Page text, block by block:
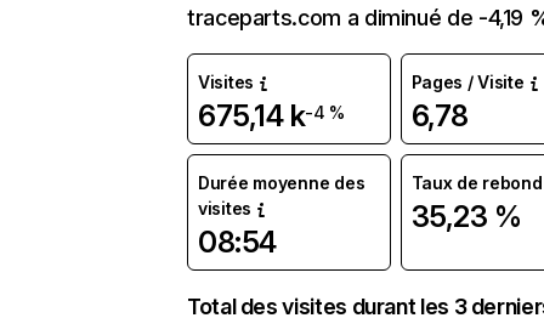
traceparts.com a diminué de -4,19
Visites
675,14 k-4 %
Pages / Visite
6,78
Durée moyenne des
visites
08:54
Taux de rebond
35,23 %
Total des visites durant les 3